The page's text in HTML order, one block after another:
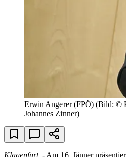
Erwin Angerer (FPÖ) (Bild: ©
Johannes Zinner)
Klagenfurt. - Am 16. Jänner